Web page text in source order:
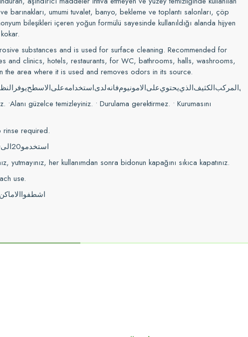
barınakları, umumi tuvalet, banyo, bekleme ve toplantı salonları, çöp
bileşikleri içeren yoğun formülü sayesinde kullanıldığı alanda hijyen
substances and is used for surface cleaning. Recommended for
and clinics, hotels, restaurants, for WC, bathrooms, halls, washrooms,
area where it is used and removes odors in its source.
المركبالكثيفالذييحتويعلىالامونيومفانهلدىاستخدامهعلىالاسطحيوفر
güzelce temizleyiniz. • Durulama gerektirmez. • Kurumasını
required.
استخدمو20الى
yutmayınız, her kullanımdan sonra bidonun kapağını sıkıca kapatınız.
use.
اشطفواالاماكن